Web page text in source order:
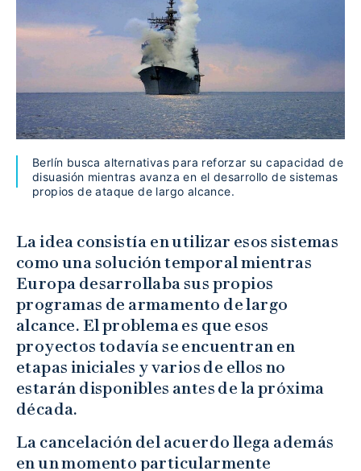
Berlín busca alternativas para reforzar su capacidad de
disuasión mientras avanza en el desarrollo de sistemas
propios de ataque de largo alcance.
La idea consistía en utilizar esos sistemas
como una solución temporal mientras
Europa desarrollaba sus propios
programas de armamento de largo
alcance. El problema es que esos
proyectos todavía se encuentran en
etapas iniciales y varios de ellos no
estarán disponibles antes de la próxima
década.
La cancelación del acuerdo llega además
en un momento particularmente